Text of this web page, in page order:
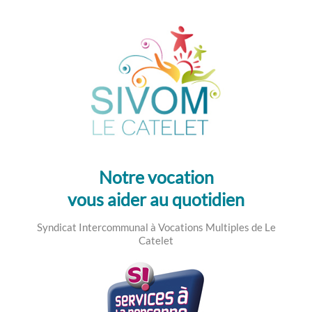
Notre vocation
vous aider au quotidien
Syndicat Intercommunal à Vocations Multiples de Le
Catelet
Syndicat Intercommunal à Vocations Multiples